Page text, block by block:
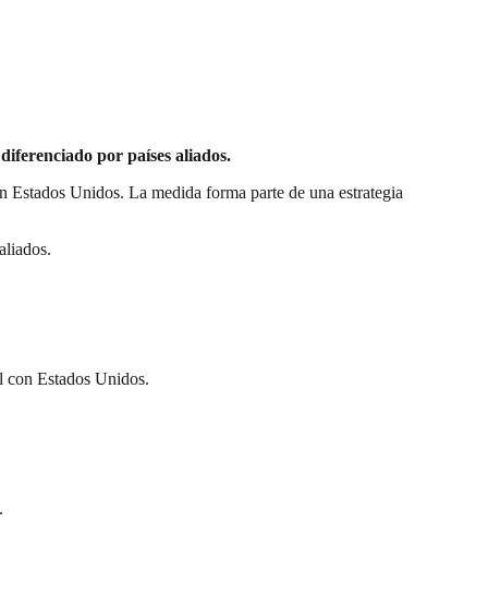
por países aliados.
Unidos. La medida forma parte de una estrategia
con Estados Unidos.